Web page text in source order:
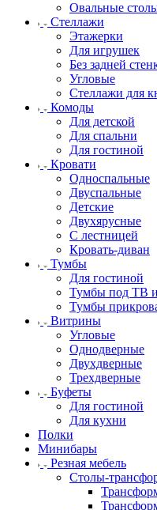
Овальные
Стеллажи
Этажерки
Для игрушек
Без задней
Угловые
Стеллажи для
Комоды
Для детской
Для спальни
Для гостиной
Кровати
Односпальные
Двуспальные
Детские
Двухярусные
С лестницей
Кровать-диван
Тумбы
Для гостиной
Тумбы под ТВ
Тумбы
Витрины
Угловые
Однодверные
Двухдверные
Трехдверные
Буфеты
Для гостиной
Для кухни
Полки
Минибары
Резная мебель
Столы-